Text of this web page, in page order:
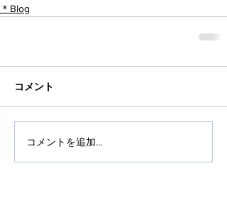
＊Blog
コメント
コメントを追加…